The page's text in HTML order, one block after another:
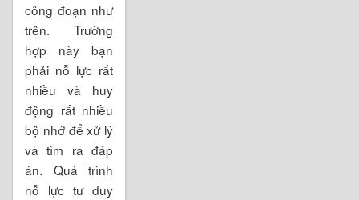
công đoạn như
trên. Trường
hợp này bạn
phải nỗ lực rất
nhiều và huy
động rất nhiều
bộ nhớ để xử lý
và tìm ra đáp
án. Quá trình
nỗ lực tư duy